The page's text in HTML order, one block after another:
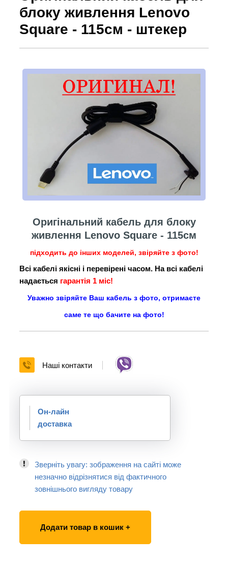
блоку живлення Lenovo
Square - 115см - штекер
Оригінальний кабель для блоку
живлення Lenovo Square - 115см
підходить до інших моделей, звіряйте з фото!
Всі кабелі якісні і перевірені часом. На всі кабелі
надається гарантія 1 міс!
Уважно звіряйте Ваш кабель з фото, отримаєте
саме те що бачите на фото!
Наші контакти
Он-лайн
доставка
Зверніть увагу: зображення на сайті може
незначно відрізнятися від фактичного
зовнішнього вигляду товару
Додати товар в кошик +